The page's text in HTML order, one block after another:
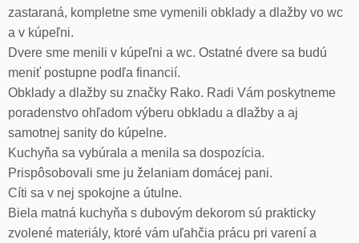
zastaraná, kompletne sme vymenili obklady a dlažby vo wc
a v kúpeľni.
Dvere sme menili v kúpeľni a wc. Ostatné dvere sa budú
meniť postupne podľa financií.
Obklady a dlažby su značky Rako. Radi Vám poskytneme
poradenstvo ohľadom výberu obkladu a dlažby a aj
samotnej sanity do kúpelne.
Kuchyňa sa vybúrala a menila sa dospozícia.
Prispôsobovali sme ju želaniam domácej pani.
Cíti sa v nej spokojne a útulne.
Biela matná kuchyňa s dubovým dekorom sú prakticky
zvolené materiály, ktoré vám uľahčia prácu pri varení a